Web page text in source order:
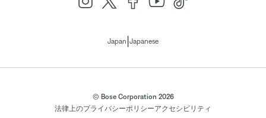
Japan Japanese
© Bose Corporation 2026
法律上のプライバシーポリシーアクセシビリティ